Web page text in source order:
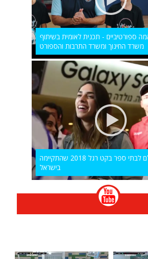
ספורטיביים - תכנית לאומית בשיתוף
משרד החינוך ומשרד התרבות והספורט
אליפות העולם לבתי ספר בקט רגל 2018 שהתקיימה
בישראל